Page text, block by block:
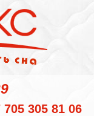
705 305 81 06